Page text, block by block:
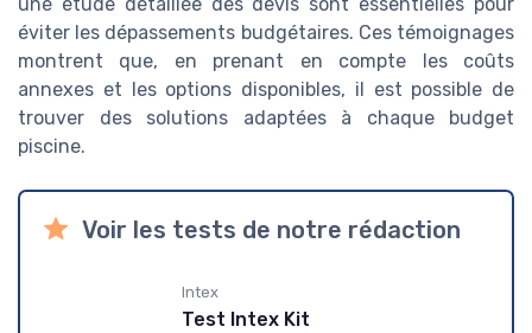
éviter les dépassements budgétaires. Ces témoignages
montrent que, en prenant en compte les coûts
annexes et les options disponibles, il est possible de
trouver des solutions adaptées à chaque budget
piscine.
Voir les tests de notre rédaction
Intex
Test Intex Kit